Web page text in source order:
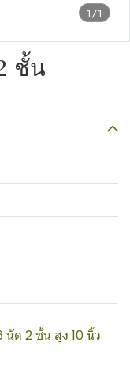
1/1
ชั้น
ด 2 ชั้น สูง 10 นิ้ว